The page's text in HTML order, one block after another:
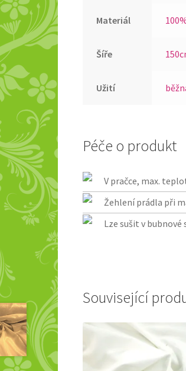
Materiál
Šíře
Užití
Péče o produkt
V pračce, max.
Žehlení prádla při
Lze sušit v
Související